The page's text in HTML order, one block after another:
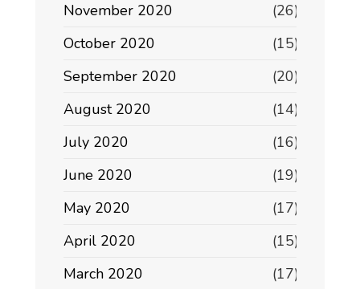
November 2020
(26)
October 2020
(15)
September 2020
(20)
August 2020
(14)
July 2020
(16)
June 2020
(19)
May 2020
(17)
April 2020
(15)
March 2020
(17)